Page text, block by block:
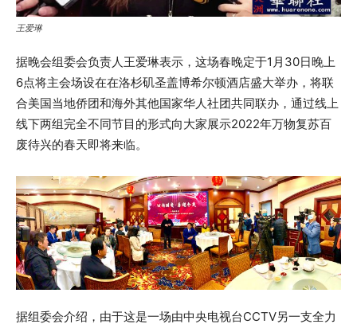
王爱琳
据晚会组委会负责人王爱琳表示，这场春晚定于1月30日晚上
6点将主会场设在在洛杉矶圣盖博希尔顿酒店盛大举办，将联
合美国当地侨团和海外其他国家华人社团共同联办，通过线上
线下两组完全不同节目的形式向大家展示2022年万物复苏百
废待兴的春天即将来临。
据组委会介绍，由于这是一场由中央电视台CCTV另一支全力